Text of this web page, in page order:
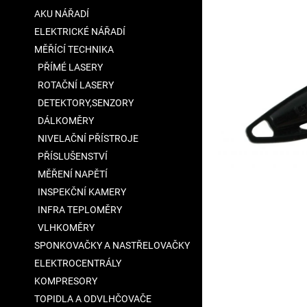
AKU NÁŘADÍ
ELEKTRICKÉ NÁŘADÍ
MĚŘÍCÍ TECHNIKA
PŘÍMÉ LASERY
ROTAČNÍ LASERY
DETEKTORY,SENZORY
DÁLKOMĚRY
NIVELAČNÍ PŘÍSTROJE
PŘÍSLUŠENSTVÍ
MĚŘENÍ NAPĚTÍ
INSPEKČNÍ KAMERY
INFRA TEPLOMĚRY
VLHKOMĚRY
SPONKOVAČKY A NASTŘELOVAČKY
ELEKTROCENTRÁLY
KOMPRESORY
TOPIDLA A ODVLHČOVAČE